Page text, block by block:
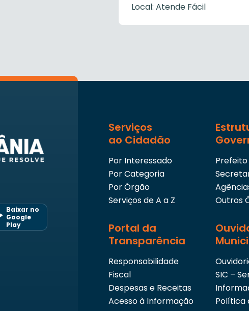
Local: Atende Fácil
Baixar no
Google
Play
Serviços
ao Cidadão
Por Interessado
Por Categoria
Por Órgão
Serviços de A a Z
Prefeito
Outros
Portal da
Transparência
Responsabilidade
Fiscal
Despesas e Receitas
Acesso à Informação
SIC –
Política